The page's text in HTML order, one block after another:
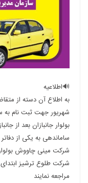
🔊اطلاعیه
به اطلاع آن دسته از
شهریور جهت ثبت نام به
ساماندهی به یکی از دفاتر
شرکت مینی چاووش
شرکت طلوع ترشیز ابتدای
مراجعه نمایند